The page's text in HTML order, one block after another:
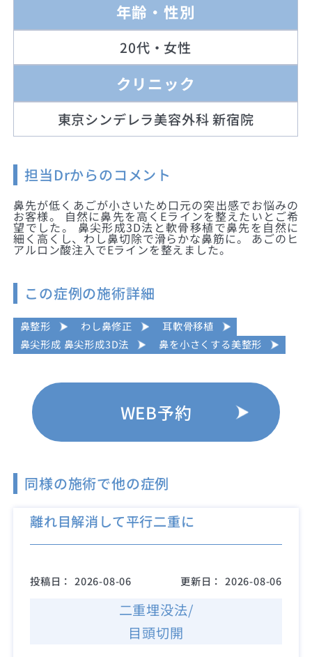
年齢・性別
20代・女性
クリニック
東京シンデレラ美容外科 新宿院
担当Drからのコメント
鼻先が低くあごが小さいため口元の突出感でお悩みの
お客様。 自然に鼻先を高くEラインを整えたいとご希
望でした。 鼻尖形成3D法と軟骨移植で鼻先を自然に
細く高くし、わし鼻切除で滑らかな鼻筋に。 あごのヒ
アルロン酸注入でEラインを整えました。
この症例の施術詳細
鼻整形 わし鼻修正
耳軟骨移植
鼻尖形成 鼻尖形成3D法
鼻を小さくする美整形
WEB予約
同様の施術で他の症例
離れ目解消して平行二重に
投稿日： 2026-08-06 更新日： 2026-08-06
二重埋没法/
目頭切開